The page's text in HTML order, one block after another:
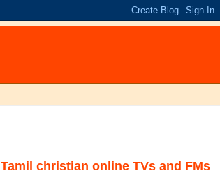
Tamil christian online TVs and FMs